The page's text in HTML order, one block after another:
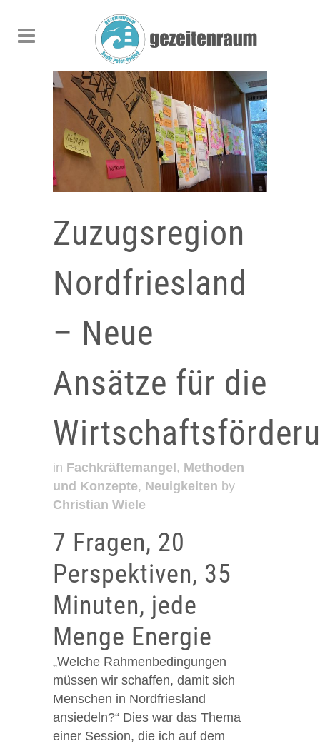
Zuzugsregion
Nordfriesland
– Neue
Ansätze für die
in Fachkräftemangel, Methoden
und Konzepte, Neuigkeiten by
Christian Wiele
7 Fragen, 20
Perspektiven, 35
Minuten, jede
Menge Energie
„Welche Rahmenbedingungen
müssen wir schaffen, damit sich
Menschen in Nordfriesland
ansiedeln?“ Dies war das Thema
einer Session, die ich auf dem